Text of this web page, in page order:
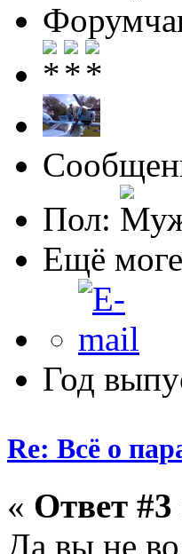
Пол:
Ещё
Год
Re: Всё о
« Ответ #3
Да вы не